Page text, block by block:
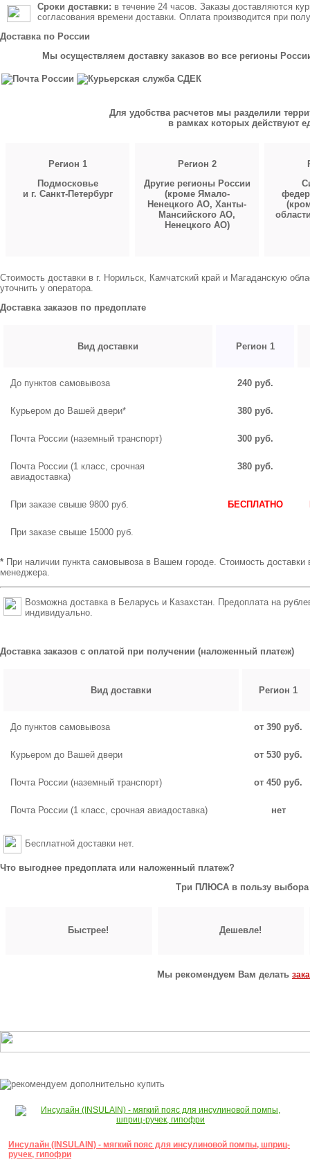
Сроки доставки: в течение 24 часов. Заказы доставляются
согласования времени доставки. Оплата производится при
Доставка по России
Мы осуществляем доставку заказов во все регионы
Для удобства расчетов мы разделили
в рамках которых действуют
Регион 1
Подмосковье
и г. Санкт-Петербург
Регион 2
Другие регионы России
(кроме Ямало-
Ненецкого АО, Ханты-
Мансийского АО,
Ненецкого АО)
Стоимость доставки в г. Норильск, Камчатский край и Магаданскую
уточнить у оператора.
Доставка заказов по предоплате
Вид доставки Регион 1
До пунктов самовывоза 240 руб.
Курьером до Вашей двери* 380 руб.
Почта России (наземный транспорт) 300 руб.
Почта России (1 класс, срочная
авиадоставка)
380 руб.
При заказе свыше 9800 руб. БЕСПЛАТНО
При заказе свыше 15000 руб.
* При наличии пункта самовывоза в Вашем городе. Стоимость
менеджера.
Возможна доставка в Беларусь и Казахстан. Предоплата на
индивидуально.
Доставка заказов с оплатой при получении (наложенный платеж)
Вид доставки Регион 1
До пунктов самовывоза от 390 руб.
Курьером до Вашей двери от 530 руб.
Почта России (наземный транспорт) от 450 руб.
Почта России (1 класс, срочная авиадоставка) нет
Бесплатной доставки нет.
Что выгоднее предоплата или наложенный платеж?
Три ПЛЮСА в пользу выбора
Быстрее! Дешевле!
Мы рекомендуем Вам делать
Инсулайн (INSULAIN) - мягкий пояс для инсулиновой помпы, шприц-
ручек, гипофри